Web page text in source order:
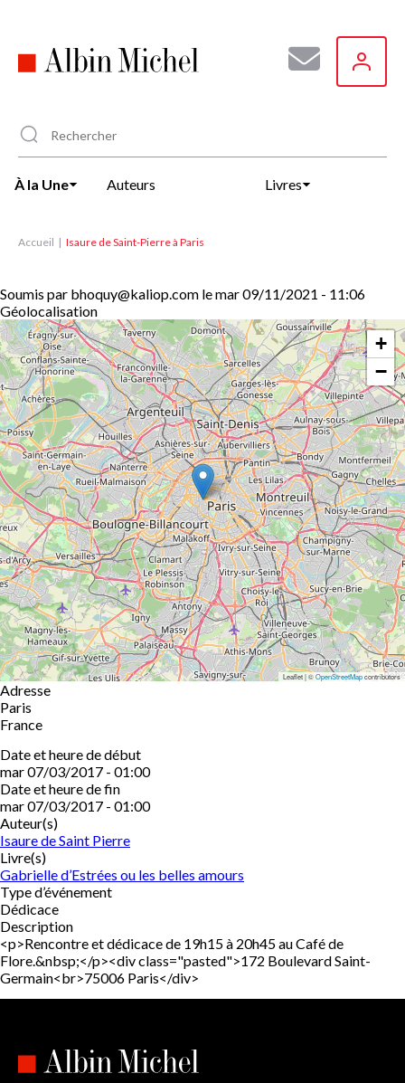
principal
À la Une Auteurs Livres
Accueil Isaure de Saint-Pierre à Paris
Soumis par bhoquy@kaliop.com lemar 09/11/2021 - 11:06
Géolocalisation
+
−
Leaflet | ©OpenStreetMapcontributors
Adresse
Paris
France
Date et heure de début
mar 07/03/2017 - 01:00
Date et heure de fin
mar 07/03/2017 - 01:00
Auteur(s)
Isaure de Saint Pierre
Livre(s)
Gabrielle d’Estrées ou les belles amours
Type d’événement
Dédicace
Description
<p>Rencontre et dédicace de 19h15 à 20h45 au Café de
Flore.&nbsp;</p><div class="pasted">172 Boulevard Saint-
Germain<br>75006 Paris</div>